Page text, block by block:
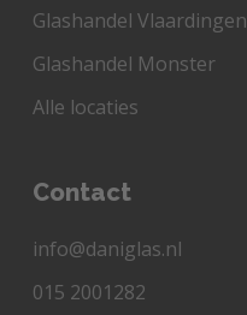
Glashandel Vlaardingen
Glashandel Monster
Alle locaties
Contact
info@daniglas.nl
015 2001282